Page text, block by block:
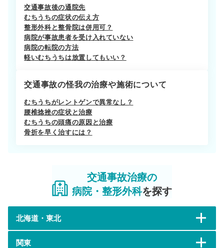
交通事故後の通院先
むちうちの症状の伝え方
整形外科と整骨院は併用可？
病院が事故患者を受け入れていない
病院の転院の方法
軽いむちうちは放置してもいい？
交通事故の怪我の治療や施術について
むちうちがレントゲンで異常なし？
腰椎捻挫の症状と治療
むちうちの頭痛の原因と治療
骨折を早く治すには？
交通事故治療の
病院・整形外科を探す
北海道・東北
関東